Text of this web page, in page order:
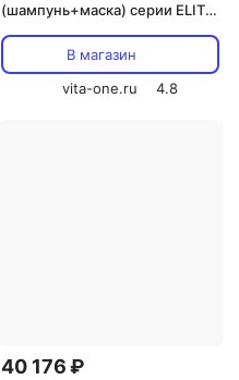
(шампунь+маска) серии ELITE
1000мл+1000мл
В магазин
vita-one.ru
4.8
40 176 ₽